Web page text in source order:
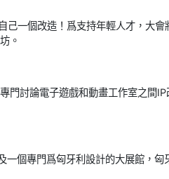
一個改造！爲支持年輕人才，大會
。
門討論電子遊戲和動畫工作室之間
個專門爲匈牙利設計的大展館，匈